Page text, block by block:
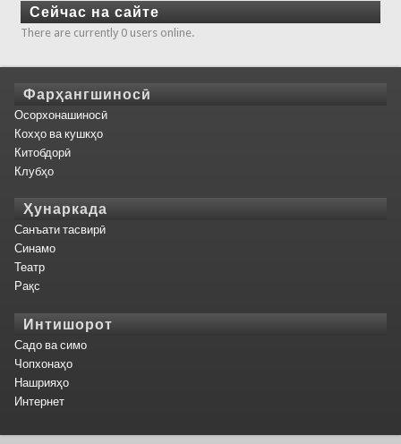
Сейчас на сайте
There are currently 0 users online.
Фарҳангшиносӣ
Осорхонашиносӣ
Кохҳо ва кушкҳо
Китобдорӣ
Клубҳо
Ҳунаркада
Санъати тасвирӣ
Синамо
Театр
Рақс
Интишорот
Садо ва симо
Чопхонаҳо
Нашрияҳо
Интернет